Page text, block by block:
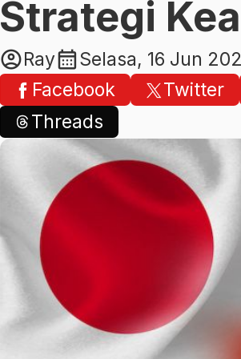
Strategi
account_circleRaycalendar_monthSelasa, 16 Jun
Facebook
Twitter
Threads